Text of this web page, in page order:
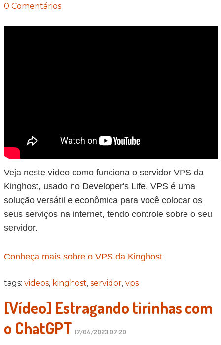
0 Comentários
Veja neste vídeo como funciona o servidor VPS da
Kinghost, usado no Developer's Life. VPS é uma
solução versátil e econômica para você colocar os
seus serviços na internet, tendo controle sobre o seu
servidor.
Conheça mais sobre o VPS da Kinghost
tags: videos, kinghost, servidor, vps
[Vídeo] Estragando tirinhas com
o ChatGPT 17/04/2023 07:20